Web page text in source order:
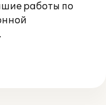
работы по